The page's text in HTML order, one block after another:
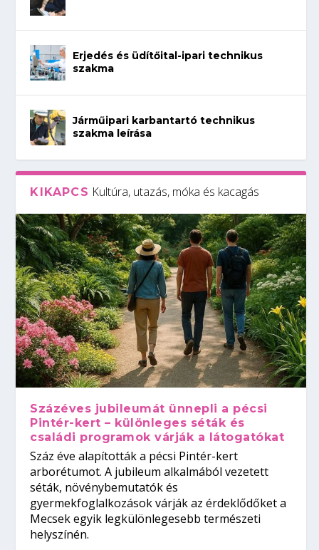
Erjedés és üdítőital-ipari technikus
szakma
Járműipari karbantartó technikus
szakma leírása
KIKAPCS Kultúra, utazás, móka és kacagás
Százéves jubileumát ünnepli a pécsi
Pintér-kert – különleges séták és
családi programok várják a látogatókat
Száz éve alapították a pécsi Pintér-kert
arborétumot. A jubileum alkalmából vezetett
séták, növénybemutatók és
gyermekfoglalkozások várják az érdeklődőket a
Mecsek egyik legkülönlegesebb természeti
helyszínén.